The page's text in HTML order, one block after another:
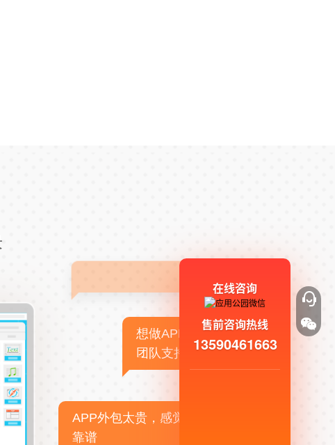
想做APP，但没有技术
团队支持
APP外包太贵，感觉不
靠谱
在线咨询
售前咨询热线
13590461663